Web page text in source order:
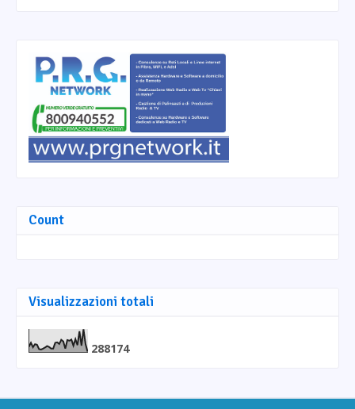
Count
Visualizzazioni totali
288174